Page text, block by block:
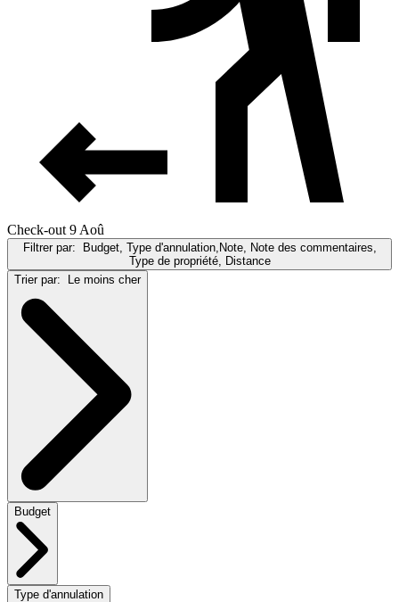
Check-out 9 Aoû
Filtrer par: Budget, Type d'annulation,Note, Note des commentaires,
Type de propriété, Distance
Trier par: Le moins cher
Budget
Type d'annulation